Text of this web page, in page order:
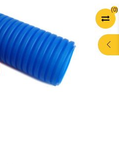
(0)
POMOĆ PRI